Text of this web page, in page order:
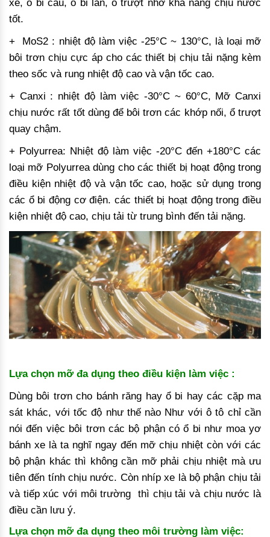
xe, ổ bi cầu, ổ bi lăn, ổ trượt nhờ khả năng chịu nước
tốt.
+ MoS2 : nhiệt độ làm việc -25°C ~ 130°C, là loại mỡ
bôi trơn chịu cực áp cho các thiết bị chịu tải nặng kèm
theo sốc và rung nhiệt độ cao và vận tốc cao.
+ Canxi : nhiệt độ làm việc -30°C ~ 60°C, Mỡ Canxi
chịu nước rất tốt dùng để bôi trơn các khớp nối, ổ trượt
quay chậm.
+ Polyurrea: Nhiệt độ làm việc -20°C đến +180°C các
loại mỡ Polyurrea dùng cho các thiết bị hoạt động trong
điều kiện nhiệt độ và vận tốc cao, hoặc sử dụng trong
các ổ bi động cơ điện. các thiết bị hoạt động trong điều
kiện nhiệt độ cao, chịu tải từ trung bình đến tải nặng.
Lựa chọn mỡ đa dụng theo điều kiện làm việc :
Dùng bôi trơn cho bánh răng hay ổ bi hay các cặp ma
sát khác, với tốc độ như thế nào Như với ô tô chỉ cần
nói đến việc bôi trơn các bộ phận có ổ bi như moa yơ
bánh xe là ta nghĩ ngay đến mỡ chịu nhiệt còn với các
bộ phận khác thì không cần mỡ phải chịu nhiệt mà ưu
tiên đến tính chịu nước. Còn nhíp xe là bộ phận chịu tải
và tiếp xúc với môi trường thì chịu tải và chịu nước là
điều cần lưu ý.
Lựa chọn mỡ đa dụng theo môi trường làm việc: